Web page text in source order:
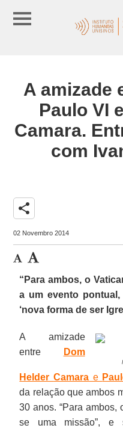
A amizade
Paulo VI
Camara.
com
share
02 Novembro 2014
“Para ambos, o
a um evento pontual,
‘nova forma de ser
A amizade
entre
Dom
HelderCamara e
da relação que ambos
30 anos. “Para ambos,
se uma missão”, e